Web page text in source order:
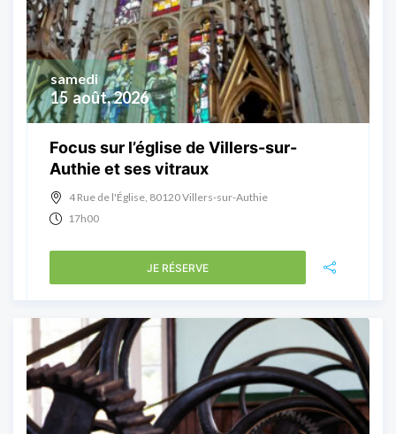
15 août, 2026
samedi
Focus sur l’église de Villers-sur-
Authie et ses vitraux
4 Rue de l'Église, 80120 Villers-sur-Authie
17h00
JE RÉSERVE